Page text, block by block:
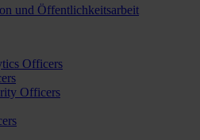
und Öffentlichkeitsarbeit
Officers
Officers